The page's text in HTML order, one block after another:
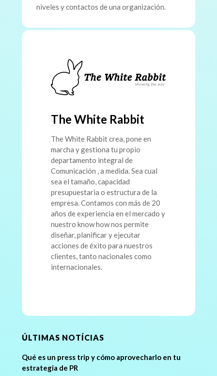
niveles y contactos de una organización.
The White Rabbit
The White Rabbit crea, pone en
marcha y gestiona tu propio
departamento integral de
Comunicación , a medida. Sea cual
sea el tamaño, capacidad
presupuestaria o estructura de la
empresa. Contamos con más de 20
años de experiencia en el mercado y
nuestro know how nos permite
diseñar, planificar y ejecutar
acciones de éxito para nuestros
clientes, tanto nacionales como
internacionales.
ÚLTIMAS NOTÍCIAS
Qué es un press trip y cómo aprovecharlo en tu
estrategia de PR